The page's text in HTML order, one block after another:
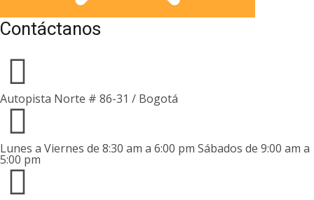
Contáctanos
Autopista Norte # 86-31 / Bogotá
Lunes a Viernes de 8:30 am a 6:00 pm Sábados de 9:00 am a
5:00 pm